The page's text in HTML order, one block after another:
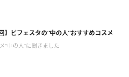
回】ビフェスタの“中の人”おすすめコスメ
“中の人”に聞きました